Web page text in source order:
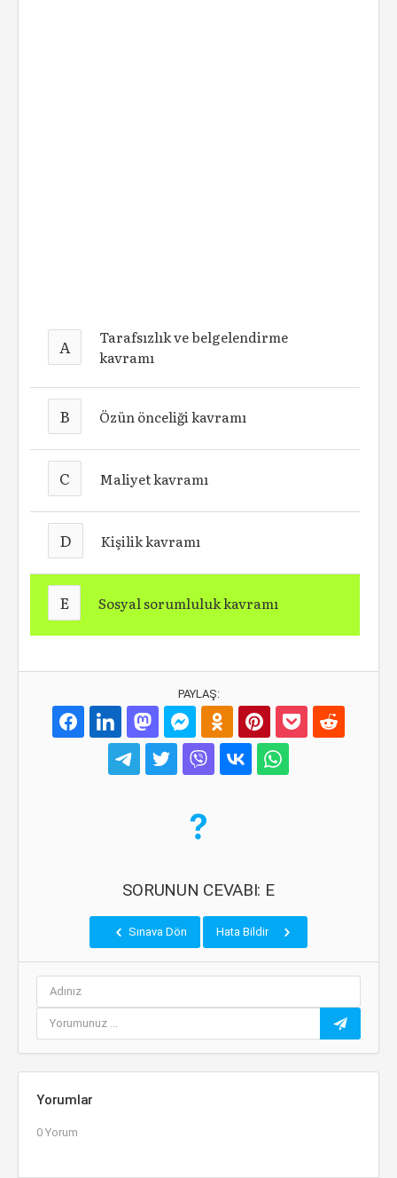
A
Tarafsızlık ve belgelendirme
kavramı
B Özün önceliği kavramı
C Maliyet kavramı
D Kişilik kavramı
E Sosyal sorumluluk kavramı
PAYLAŞ:
SORUNUN CEVABI: E
Sınava Dön Hata Bildir
Yorumlar
0 Yorum